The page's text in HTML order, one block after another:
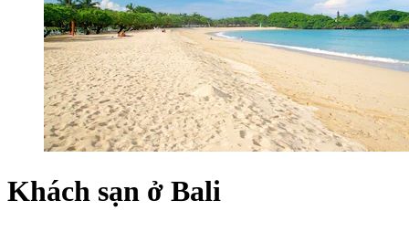
Khách sạn ở Bali